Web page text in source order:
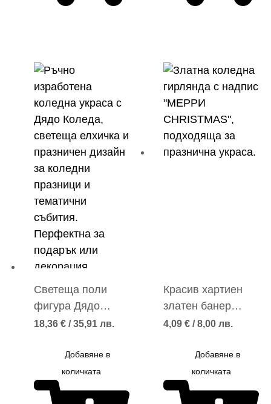
фигура Дядо
Коледа със
зелена шапка
18,36€/ 35,91 лв.
количката
златен банер
Merry Christmas
със звездички
4,09€/ 8,00 лв.
количката